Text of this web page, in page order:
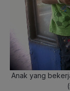
Anak yang